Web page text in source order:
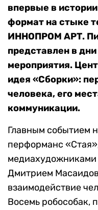
впервые в
формат на стыке
ИННОПРОМ АРТ.
представлен в
мероприятия.
идея «Сборки»:
человека, его
коммуникации.
Главным событием
перформанс
Дмитрием
взаимодействие
Восемь робособак,